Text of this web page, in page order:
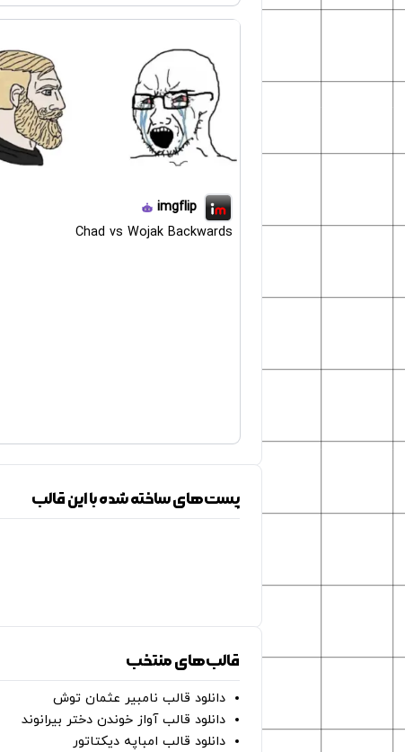
imgflip
Chad vs Wojak Backwards
پست‌های ساخته شده با این قالب
قالب‌های منتخب
دانلود قالب نامبیر عثمان ‌توش
دانلود قالب آواز خوندن دختر بیرانوند
دانلود قالب امباپه دیکتاتور